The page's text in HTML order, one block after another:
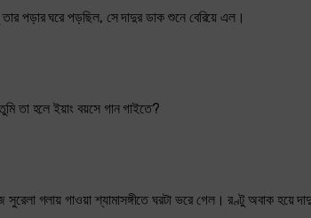
পড়ার ঘরে পড়ছিল, সে দাদুর ডাক শুনে বেরিয়ে এল।
তা হলে ইয়াং বয়সে গান গাইতে?
গলায় গাওয়া শ্যামাসঙ্গীতে ঘরটা ভরে গেল। রণ্টু অবাক হয়ে